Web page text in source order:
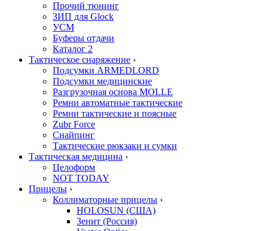
Прочий тюнинг
ЗИП для Glock
УСМ
Буферы отдачи
Каталог 2
Тактическое снаряжение ›
Подсумки ARMEDLORD
Подсумки медицинские
Разгрузочная основа MOLLE
Ремни автоматные тактические
Ремни тактические и поясные
Zubr Force
Снайпинг
Тактические рюкзаки и сумки
Тактическая медицина ›
Целоформ
NOT TODAY
Прицелы ›
Коллиматорные прицелы ›
HOLOSUN (США)
Зенит (Россия)